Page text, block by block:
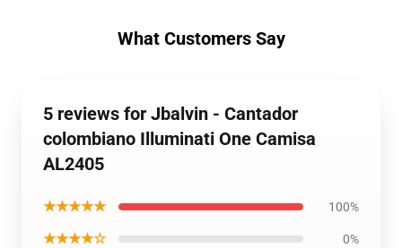
What Customers Say
5 reviews for Jbalvin - Cantador
colombiano Illuminati One Camisa
AL2405
★★★★★ 100%
★★★★☆ 0%